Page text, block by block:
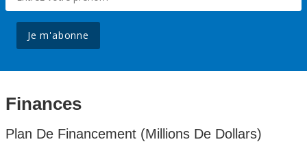
Je m'abonne
Finances
Plan De Financement (Millions De Dollars)